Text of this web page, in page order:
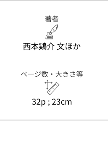
著者
西本鶏介 文ほか
ページ数・大きさ等
32p ; 23cm